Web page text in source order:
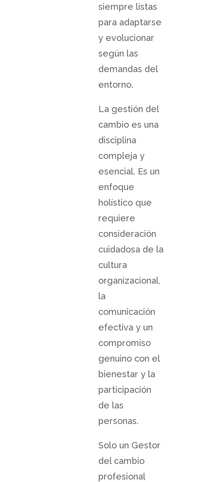
siempre listas
para adaptarse
y evolucionar
según las
demandas del
entorno.
La gestión del
cambio es una
disciplina
compleja y
esencial. Es un
enfoque
holístico que
requiere
consideración
cuidadosa de la
cultura
organizacional,
la
comunicación
efectiva y un
compromiso
genuino con el
bienestar y la
participación
de las
personas.
Solo un Gestor
del cambio
profesional